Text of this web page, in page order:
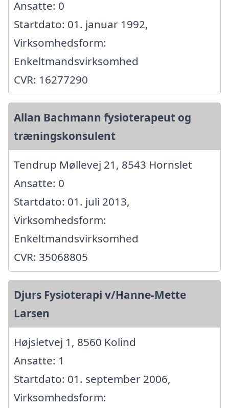
Ansatte: 0
Startdato: 01. januar 1992,
Virksomhedsform:
Enkeltmandsvirksomhed
CVR: 16277290
Allan Bachmann fysioterapeut og
træningskonsulent
Tendrup Møllevej 21, 8543 Hornslet
Ansatte: 0
Startdato: 01. juli 2013,
Virksomhedsform:
Enkeltmandsvirksomhed
CVR: 35068805
Djurs Fysioterapi v/Hanne-Mette
Larsen
Højsletvej 1, 8560 Kolind
Ansatte: 1
Startdato: 01. september 2006,
Virksomhedsform: